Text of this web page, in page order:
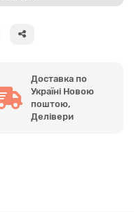
Доставка по
Україні Новою
поштою,
Делівери